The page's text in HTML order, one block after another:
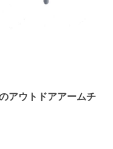
アウトドアアームチ